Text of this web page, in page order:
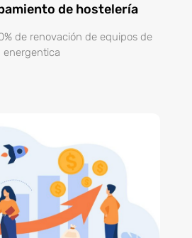
de hostelería
de renovación de equipos de
energentica